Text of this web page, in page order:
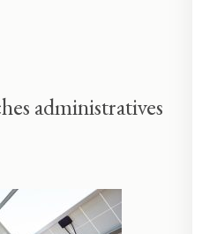
administratives